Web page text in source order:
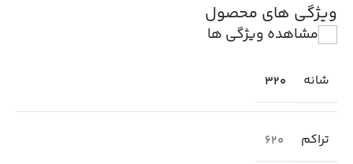
ویژگی های محصول
مشاهده ویژگی ها
شانه 320
تراکم 620